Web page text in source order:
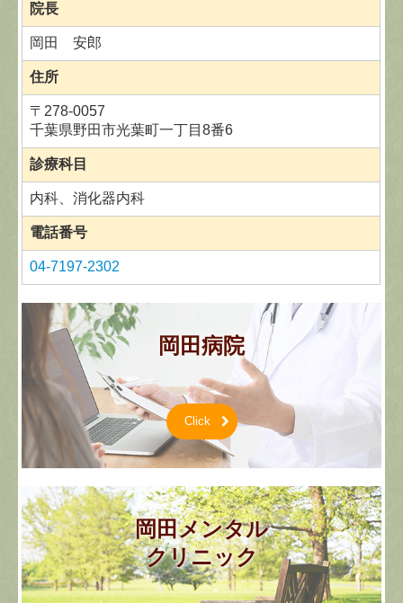
院長
岡田 安郎
住所
〒 278-0057
千葉県野田市光葉町一丁目8番6
診療科目
内科、消化器内科
電話番号
04-7197-2302
岡田病院
Click
岡田メンタル
クリニック